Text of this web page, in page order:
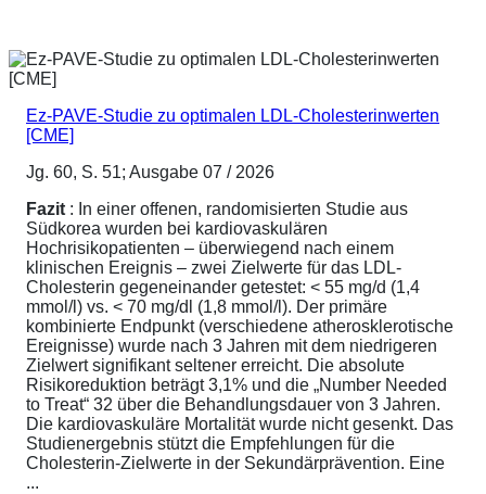
Ez-PAVE-Studie zu optimalen LDL-Cholesterinwerten
[CME]
Jg. 60, S. 51; Ausgabe 07 / 2026
Fazit : In einer offenen, randomisierten Studie aus
Südkorea wurden bei kardiovaskulären
Hochrisikopatienten – überwiegend nach einem
klinischen Ereignis – zwei Zielwerte für das LDL-
Cholesterin gegeneinander getestet: < 55 mg/d (1,4
mmol/l) vs. < 70 mg/dl (1,8 mmol/l). Der primäre
kombinierte Endpunkt (verschiedene atherosklerotische
Ereignisse) wurde nach 3 Jahren mit dem niedrigeren
Zielwert signifikant seltener erreicht. Die absolute
Risikoreduktion beträgt 3,1% und die „Number Needed
to Treat“ 32 über die Behandlungsdauer von 3 Jahren.
Die kardiovaskuläre Mortalität wurde nicht gesenkt. Das
Studienergebnis stützt die Empfehlungen für die
Cholesterin-Zielwerte in der Sekundärprävention. Eine
...